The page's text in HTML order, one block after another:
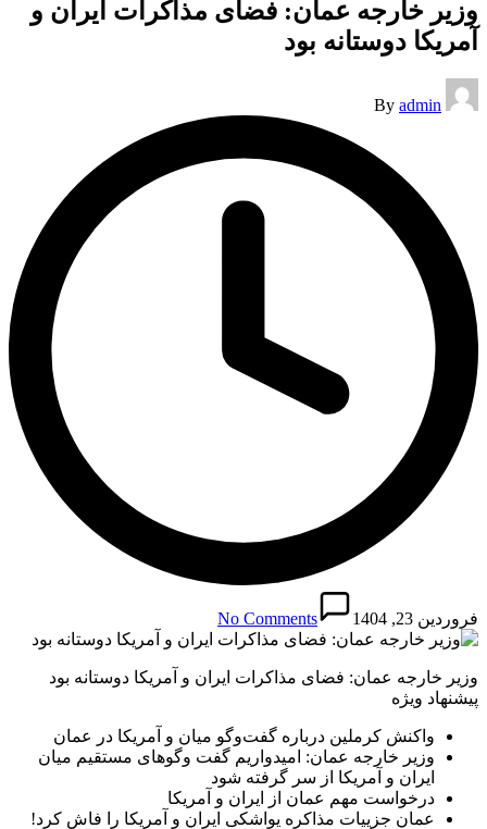
وزیر خارجه عمان: فضای مذاکرات ایران و
آمریکا دوستانه بود
Posted
by
By admin
فروردین 23, 1404 No Comments
وزیر خارجه عمان: فضای مذاکرات ایران و آمریکا دوستانه بود
پیشنهاد ویژه
واکنش کرملین درباره گفت‌و‌گو میان و آمریکا در عمان
وزیر خارجه عمان: امیدواریم گفت وگوهای مستقیم میان
ایران و آمریکا از سر گرفته شود
درخواست مهم عمان از ایران و آمریکا
عمان جزییات مذاکره یواشکی ایران و آمریکا را فاش کرد!